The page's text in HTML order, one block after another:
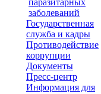
паразитарных
заболеваний
Государственная
служба и кадры
Противодействие
коррупции
Документы
Пресс-центр
Информация для